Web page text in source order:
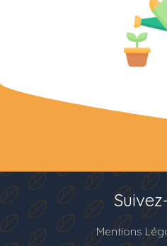
Mentions